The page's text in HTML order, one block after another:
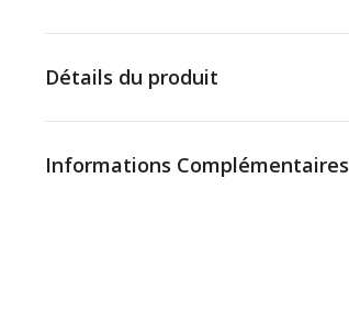
Détails du produit
Informations Complémentaires